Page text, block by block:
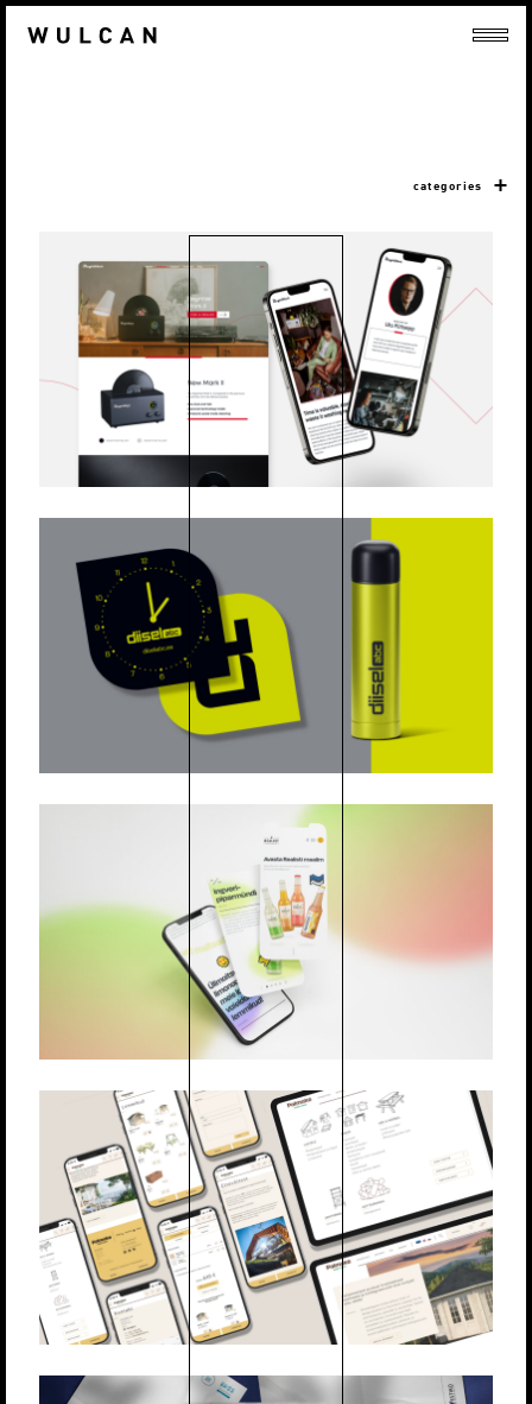
categories
DEGRITTER Veebilehed
Digiturundus
Strateegia
DIISEL ABC Veebilehed Strateegia
REALIST Veebilehed
LEMEKS GRUPP / PALMAKO AS
Veebilehed
Digiturundus
Strateegia